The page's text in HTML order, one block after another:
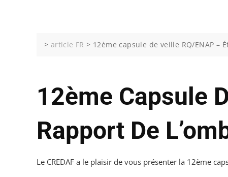
> article FR > 12ème capsule de veille RQ/ENAP –
12ème Capsule
Rapport De
Le CREDAF a le plaisir de vous présenter la 12ème